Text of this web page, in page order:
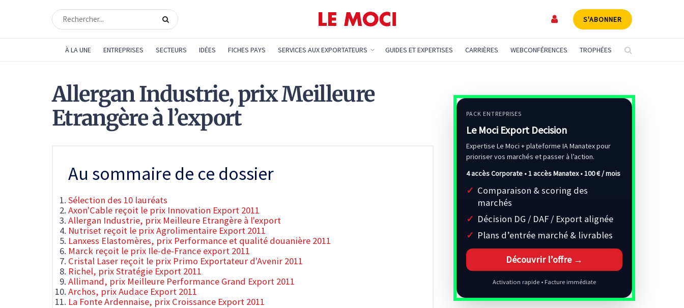
S'ABONNER
À LA UNE ENTREPRISES SECTEURS IDÉES FICHES PAYS SERVICES AUX EXPORTATEURS GUIDES ET EXPERTISES CARRIÈRES WEBCONFÉRENCES TROPHÉES
Allergan Industrie, prix Meilleure
Etrangère à l’export
Au sommaire de ce dossier
Sélection des 10 lauréats
Axon'Cable reçoit le prix Innovation Export 2011
Allergan Industrie, prix Meilleure Etrangère à l'export
Nutriset reçoit le prix Agrolimentaire Export 2011
Lanxess Elastomères, prix Performance et qualité douanière 2011
Marck reçoit le prix Ile-de-France export 2011
Cristal Laser reçoit le prix Primo Exportateur d'Avenir 2011
Richel, prix Stratégie Export 2011
Allimand, prix Meilleure Performance Grand Export 2011
Archos, prix Audace Export 2011
La Fonte Ardennaise, prix Croissance Export 2011
PACK ENTREPRISES
Le Moci Export Decision
Expertise Le Moci + plateforme IA Manatex pour
prioriser vos marchés et passer à l’action.
4 accès Corporate • 1 accès Manatex •100 € / mois
Comparaison & scoring des
marchés
Décision DG / DAF / Export alignée
Plans d’entrée marché & livrables
Découvrir l’offre →
Activation rapide • Facture immédiate